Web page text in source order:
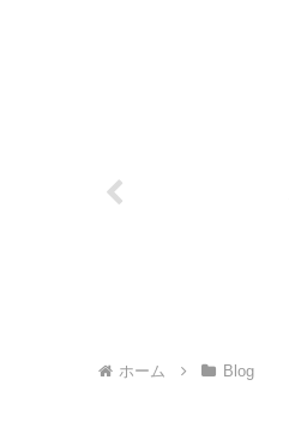
ホーム Blog